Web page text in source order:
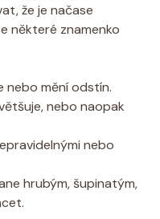
že je načase
některé znamenko
nebo mění odstín.
nebo naopak
nebo
hrubým, šupinatým,